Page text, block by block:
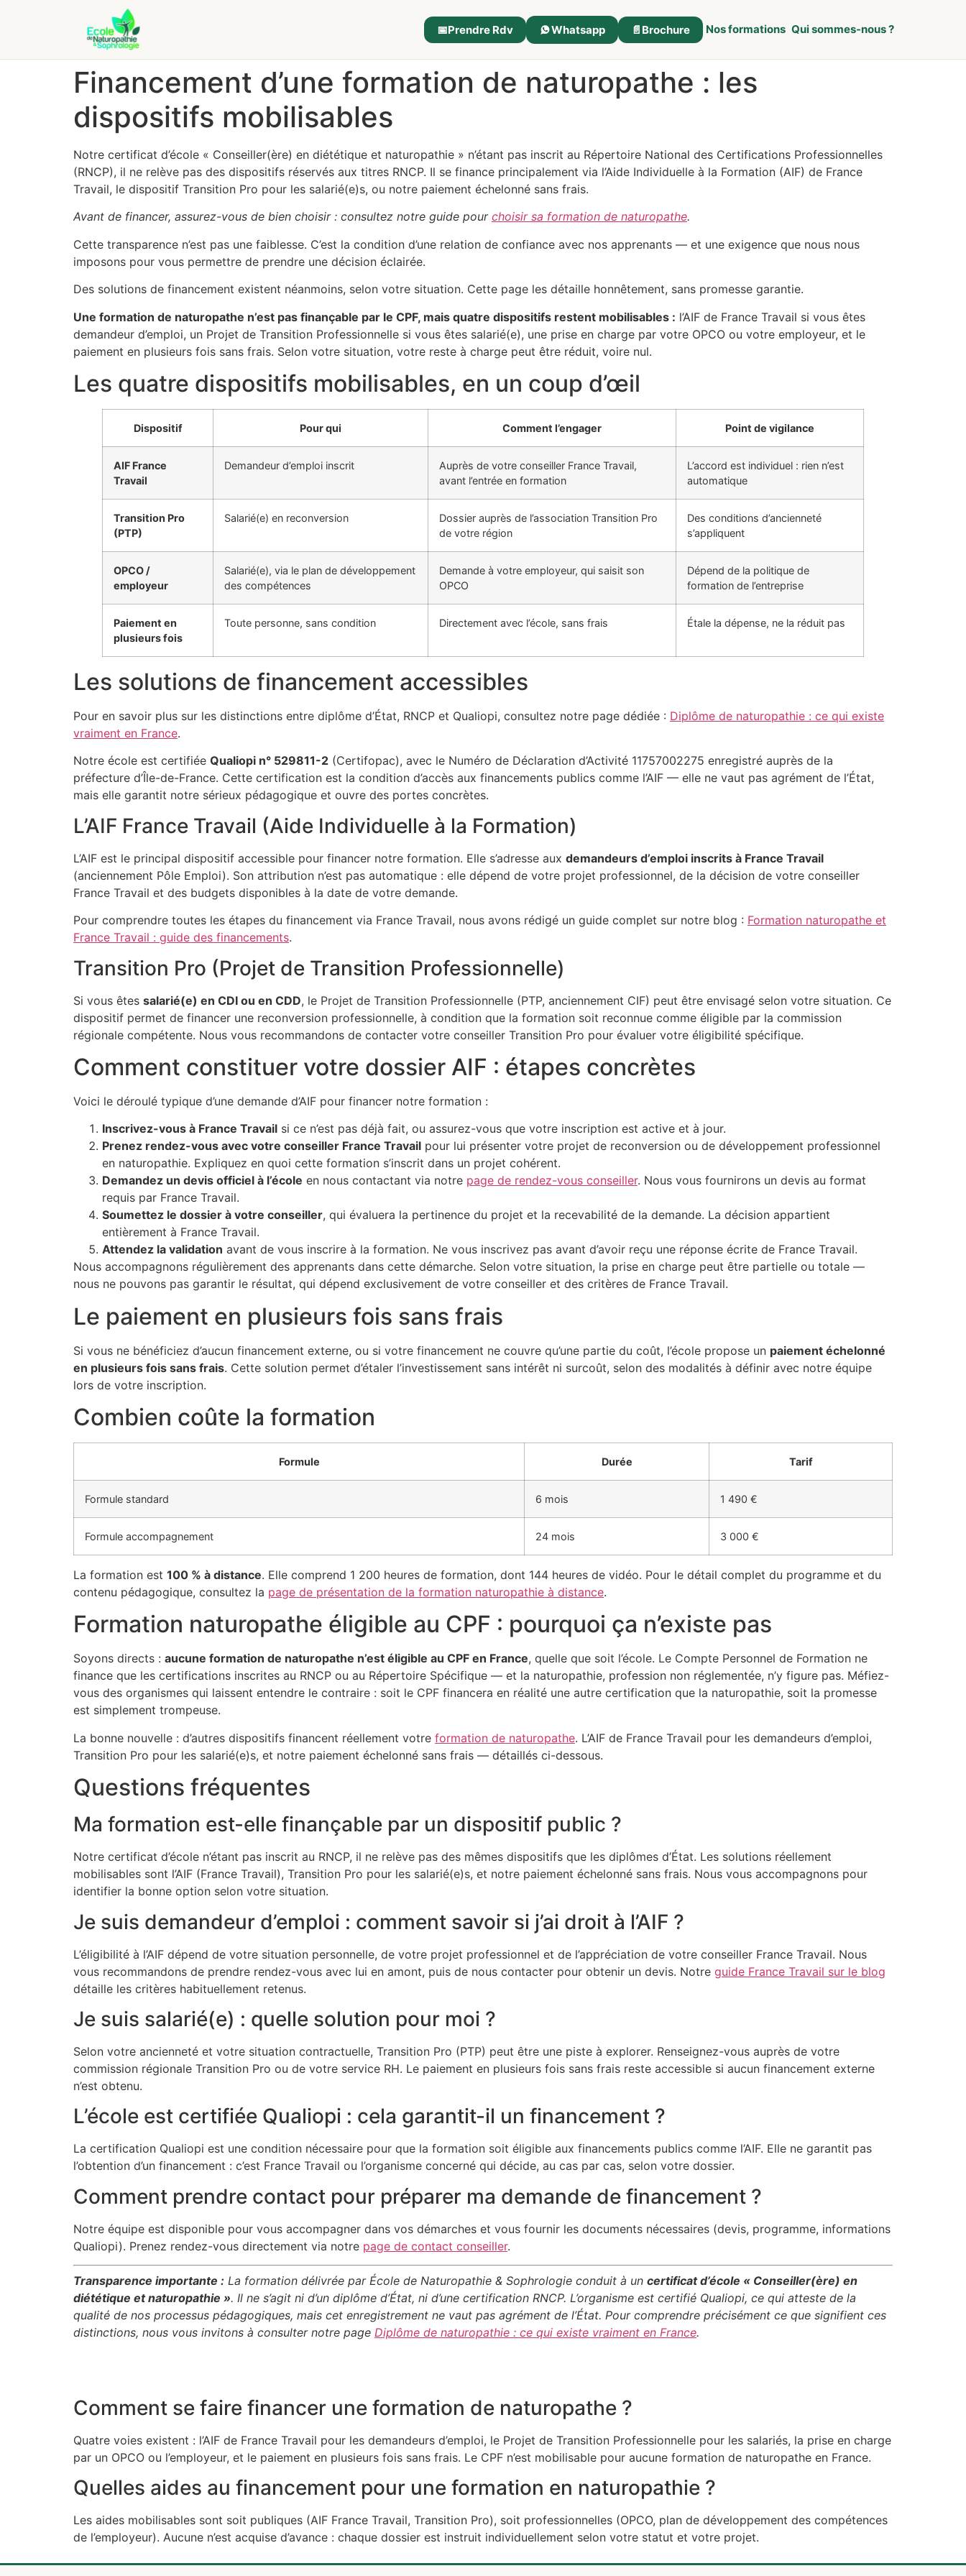
📅Prendre Rdv Whatsapp 📄 Brochure Nos formations Qui sommes-nous ?
Financement d’une formation de naturopathe : les
dispositifs mobilisables
Notre certificat d’école « Conseiller(ère) en diététique et naturopathie » n’étant pas inscrit au Répertoire National des Certifications Professionnelles
(RNCP), il ne relève pas des dispositifs réservés aux titres RNCP. Il se finance principalement via l’Aide Individuelle à la Formation (AIF) de France
Travail, le dispositif Transition Pro pour les salarié(e)s, ou notre paiement échelonné sans frais.
Avant de financer, assurez-vous de bien choisir : consultez notre guide pour choisir sa formation de naturopathe.
Cette transparence n’est pas une faiblesse. C’est la condition d’une relation de confiance avec nos apprenants — et une exigence que nous nous
imposons pour vous permettre de prendre une décision éclairée.
Des solutions de financement existent néanmoins, selon votre situation. Cette page les détaille honnêtement, sans promesse garantie.
Une formation de naturopathe n’est pas finançable par le CPF, mais quatre dispositifs restent mobilisables : l’AIF de France Travail si vous êtes
demandeur d’emploi, un Projet de Transition Professionnelle si vous êtes salarié(e), une prise en charge par votre OPCO ou votre employeur, et le
paiement en plusieurs fois sans frais. Selon votre situation, votre reste à charge peut être réduit, voire nul.
Les quatre dispositifs mobilisables, en un coup d’œil
Dispositif Pour qui Comment l’engager Point de vigilance
AIF France
Travail
Demandeur d’emploi inscrit
Auprès de votre conseiller France Travail,
avant l’entrée en formation
L’accord est individuel : rien n’est
automatique
Transition Pro
(PTP)
Salarié(e) en reconversion
Dossier auprès de l’association Transition Pro
de votre région
Des conditions d’ancienneté
s’appliquent
OPCO /
employeur
Salarié(e), via le plan de développement
des compétences
Demande à votre employeur, qui saisit son
OPCO
Dépend de la politique de
formation de l’entreprise
Paiement en
plusieurs fois
Toute personne, sans condition Directement avec l’école, sans frais Étale la dépense, ne la réduit pas
Les solutions de financement accessibles
Pour en savoir plus sur les distinctions entre diplôme d’État, RNCP et Qualiopi, consultez notre page dédiée : Diplôme de naturopathie : ce qui existe
vraiment en France.
Notre école est certifiée Qualiopi n° 529811-2 (Certifopac), avec le Numéro de Déclaration d’Activité 11757002275 enregistré auprès de la
préfecture d’Île-de-France. Cette certification est la condition d’accès aux financements publics comme l’AIF — elle ne vaut pas agrément de l’État,
mais elle garantit notre sérieux pédagogique et ouvre des portes concrètes.
L’AIF France Travail (Aide Individuelle à la Formation)
L’AIF est le principal dispositif accessible pour financer notre formation. Elle s’adresse aux demandeurs d’emploi inscrits à France Travail
(anciennement Pôle Emploi). Son attribution n’est pas automatique : elle dépend de votre projet professionnel, de la décision de votre conseiller
France Travail et des budgets disponibles à la date de votre demande.
Pour comprendre toutes les étapes du financement via France Travail, nous avons rédigé un guide complet sur notre blog : Formation naturopathe et
France Travail : guide des financements.
Transition Pro (Projet de Transition Professionnelle)
Si vous êtes salarié(e) en CDI ou en CDD, le Projet de Transition Professionnelle (PTP, anciennement CIF) peut être envisagé selon votre situation. Ce
dispositif permet de financer une reconversion professionnelle, à condition que la formation soit reconnue comme éligible par la commission
régionale compétente. Nous vous recommandons de contacter votre conseiller Transition Pro pour évaluer votre éligibilité spécifique.
Comment constituer votre dossier AIF : étapes concrètes
Voici le déroulé typique d’une demande d’AIF pour financer notre formation :
Inscrivez-vous à France Travail si ce n’est pas déjà fait, ou assurez-vous que votre inscription est active et à jour.
Prenez rendez-vous avec votre conseiller France Travail pour lui présenter votre projet de reconversion ou de développement professionnel
en naturopathie. Expliquez en quoi cette formation s’inscrit dans un projet cohérent.
Demandez un devis officiel à l’école en nous contactant via notre page de rendez-vous conseiller. Nous vous fournirons un devis au format
requis par France Travail.
Soumettez le dossier à votre conseiller, qui évaluera la pertinence du projet et la recevabilité de la demande. La décision appartient
entièrement à France Travail.
Attendez la validation avant de vous inscrire à la formation. Ne vous inscrivez pas avant d’avoir reçu une réponse écrite de France Travail.
Nous accompagnons régulièrement des apprenants dans cette démarche. Selon votre situation, la prise en charge peut être partielle ou totale —
nous ne pouvons pas garantir le résultat, qui dépend exclusivement de votre conseiller et des critères de France Travail.
Le paiement en plusieurs fois sans frais
Si vous ne bénéficiez d’aucun financement externe, ou si votre financement ne couvre qu’une partie du coût, l’école propose un paiement échelonné
en plusieurs fois sans frais. Cette solution permet d’étaler l’investissement sans intérêt ni surcoût, selon des modalités à définir avec notre équipe
lors de votre inscription.
Combien coûte la formation
Formule Durée Tarif
Formule standard 6 mois 1 490 €
Formule accompagnement 24 mois 3 000 €
La formation est 100 % à distance. Elle comprend 1 200 heures de formation, dont 144 heures de vidéo. Pour le détail complet du programme et du
contenu pédagogique, consultez la page de présentation de la formation naturopathie à distance.
Formation naturopathe éligible au CPF : pourquoi ça n’existe pas
Soyons directs : aucune formation de naturopathe n’est éligible au CPF en France, quelle que soit l’école. Le Compte Personnel de Formation ne
finance que les certifications inscrites au RNCP ou au Répertoire Spécifique — et la naturopathie, profession non réglementée, n’y figure pas. Méfiez-
vous des organismes qui laissent entendre le contraire : soit le CPF financera en réalité une autre certification que la naturopathie, soit la promesse
est simplement trompeuse.
La bonne nouvelle : d’autres dispositifs financent réellement votre formation de naturopathe. L’AIF de France Travail pour les demandeurs d’emploi,
Transition Pro pour les salarié(e)s, et notre paiement échelonné sans frais — détaillés ci-dessous.
Questions fréquentes
Ma formation est-elle finançable par un dispositif public ?
Notre certificat d’école n’étant pas inscrit au RNCP, il ne relève pas des mêmes dispositifs que les diplômes d’État. Les solutions réellement
mobilisables sont l’AIF (France Travail), Transition Pro pour les salarié(e)s, et notre paiement échelonné sans frais. Nous vous accompagnons pour
identifier la bonne option selon votre situation.
Je suis demandeur d’emploi : comment savoir si j’ai droit à l’AIF ?
L’éligibilité à l’AIF dépend de votre situation personnelle, de votre projet professionnel et de l’appréciation de votre conseiller France Travail. Nous
vous recommandons de prendre rendez-vous avec lui en amont, puis de nous contacter pour obtenir un devis. Notre guide France Travail sur le blog
détaille les critères habituellement retenus.
Je suis salarié(e) : quelle solution pour moi ?
Selon votre ancienneté et votre situation contractuelle, Transition Pro (PTP) peut être une piste à explorer. Renseignez-vous auprès de votre
commission régionale Transition Pro ou de votre service RH. Le paiement en plusieurs fois sans frais reste accessible si aucun financement externe
n’est obtenu.
L’école est certifiée Qualiopi : cela garantit-il un financement ?
La certification Qualiopi est une condition nécessaire pour que la formation soit éligible aux financements publics comme l’AIF. Elle ne garantit pas
l’obtention d’un financement : c’est France Travail ou l’organisme concerné qui décide, au cas par cas, selon votre dossier.
Comment prendre contact pour préparer ma demande de financement ?
Notre équipe est disponible pour vous accompagner dans vos démarches et vous fournir les documents nécessaires (devis, programme, informations
Qualiopi). Prenez rendez-vous directement via notre page de contact conseiller.
Transparence importante : La formation délivrée par École de Naturopathie & Sophrologie conduit à un certificat d’école « Conseiller(ère) en
diététique et naturopathie ». Il ne s’agit ni d’un diplôme d’État, ni d’une certification RNCP. L’organisme est certifié Qualiopi, ce qui atteste de la
qualité de nos processus pédagogiques, mais cet enregistrement ne vaut pas agrément de l’État. Pour comprendre précisément ce que signifient ces
distinctions, nous vous invitons à consulter notre page Diplôme de naturopathie : ce qui existe vraiment en France.
Comment se faire financer une formation de naturopathe ?
Quatre voies existent : l’AIF de France Travail pour les demandeurs d’emploi, le Projet de Transition Professionnelle pour les salariés, la prise en charge
par un OPCO ou l’employeur, et le paiement en plusieurs fois sans frais. Le CPF n’est mobilisable pour aucune formation de naturopathe en France.
Quelles aides au financement pour une formation en naturopathie ?
Les aides mobilisables sont soit publiques (AIF France Travail, Transition Pro), soit professionnelles (OPCO, plan de développement des compétences
de l’employeur). Aucune n’est acquise d’avance : chaque dossier est instruit individuellement selon votre statut et votre projet.